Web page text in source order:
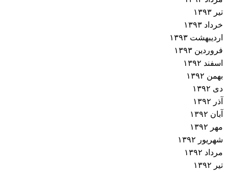
تیر ۱۳۹۳
خرداد ۱۳۹۳
اردیبهشت ۱۳۹۳
فروردین ۱۳۹۳
اسفند ۱۳۹۲
بهمن ۱۳۹۲
دی ۱۳۹۲
آذر ۱۳۹۲
آبان ۱۳۹۲
مهر ۱۳۹۲
شهریور ۱۳۹۲
مرداد ۱۳۹۲
تیر ۱۳۹۲